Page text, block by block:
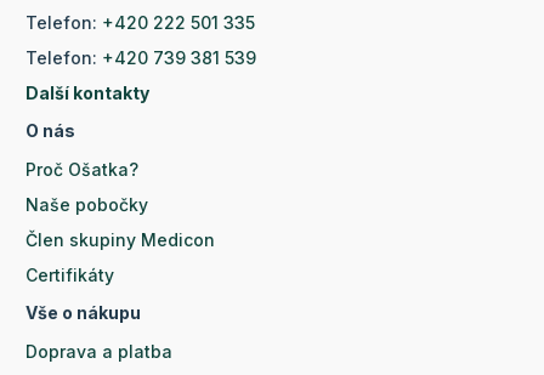
Telefon: +420 222 501 335
Telefon: +420 739 381 539
Další kontakty
O nás
Proč Ošatka?
Naše pobočky
Člen skupiny Medicon
Certifikáty
Vše o nákupu
Doprava a platba